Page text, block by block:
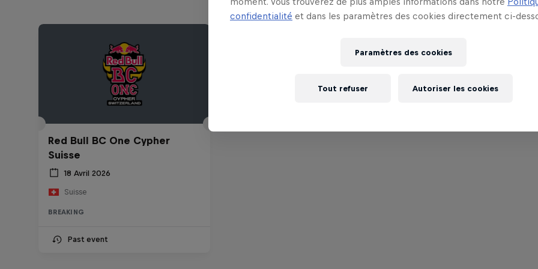
Red Bull BC One Cypher
Suisse
18 Avril 2026
Suisse
BREAKING
Past event
confidentialité et dans les paramètres des cookies directement ci-
Paramètres des cookies
Tout refuser Autoriser les cookies